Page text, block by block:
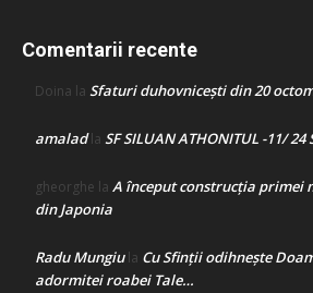
Comentarii recente
Doina la Sfaturi duhovnicești din 20
amaladla SF SILUAN ATHONITUL -11/ 24
gheorghe la A început construcţia primei
din Japonia
Radu Mungiula Cu Sfinții odihnește
adormitei roabei Tale…